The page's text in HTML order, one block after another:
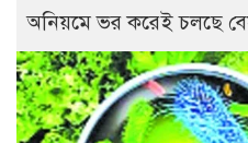
অনিয়মে ভর করেই চলছে